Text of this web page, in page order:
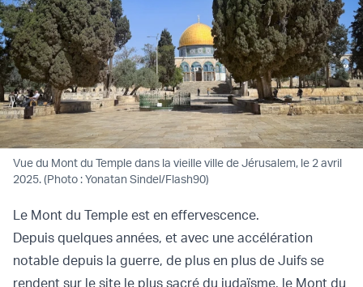
Vue du Mont du Temple dans la vieille ville de Jérusalem, le 2 avril
2025. (Photo : Yonatan Sindel/Flash90)
Le Mont du Temple est en effervescence.
Depuis quelques années, et avec une accélération
notable depuis la guerre, de plus en plus de Juifs se
rendent sur le site le plus sacré du judaïsme, le Mont du